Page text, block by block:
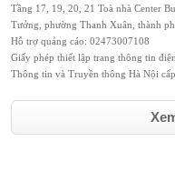
Tầng 17, 19, 20, 21 Toà nhà Center
Tưởng, phường Thanh Xuân, thành
Hỗ trợ quảng cáo: 02473007108
Giấy phép thiết lập trang thông tin
Thông tin và Truyền thông Hà Nội